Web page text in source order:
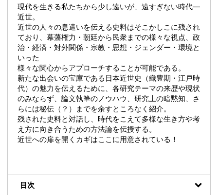
現代を生きる私たちから少し遠いが、遠すぎない時代―
近世。
近世の人々の息遣いを伝える史料はそこかしこに残され
ており、幕藩権力・朝廷から民衆までの様々な視点、政
治・経済・対外関係・宗教・思想・ジェンダー・環境と
いった
様々な関心からアプローチすることが可能である。
新たな出会いの宝庫である日本近世史（織豊期・江戸時
代）の魅力を伝えるために、各研究テーマの来歴や現状
のみならず、論文執筆のノウハウ、研究上の暗黙知、さ
らには秘伝（？）までを余すところなく紹介。
残された史料と対話し、時代をこえて多様な生き方や考
え方に向き合うための方法論を伝授する。
近世への扉を開くカギはここに用意されている！
目次